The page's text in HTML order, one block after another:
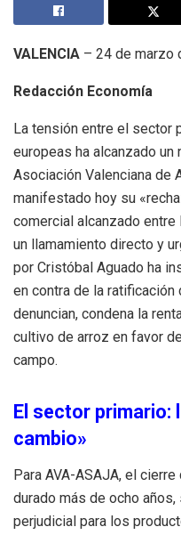
VALENCIA – 24 de marzo
Redacción Economía
La tensión entre el sector
europeas ha alcanzado un
Asociación Valenciana de
manifestado hoy su
comercial alcanzado entre
un llamamiento directo y
por Cristóbal Aguado ha
en contra de la ratificación
denuncian, condena la
cultivo de arroz en favor
campo.
El sector primario:
cambio»
Para AVA-ASAJA, el
durado más de ocho
perjudicial para los